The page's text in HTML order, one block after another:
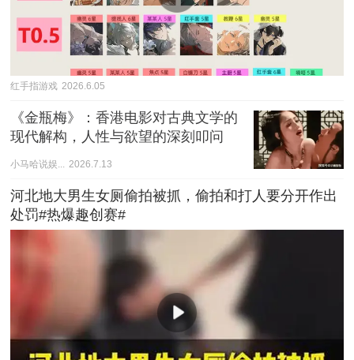
红手指游戏 2026.6.05
《金瓶梅》：香港电影对古典文学的
现代解构，人性与欲望的深刻叩问
小马哈说娱... 2026.7.13
河北地大男生女厕偷拍被抓，偷拍和打人要分开作出
处罚#热爆趣创赛#